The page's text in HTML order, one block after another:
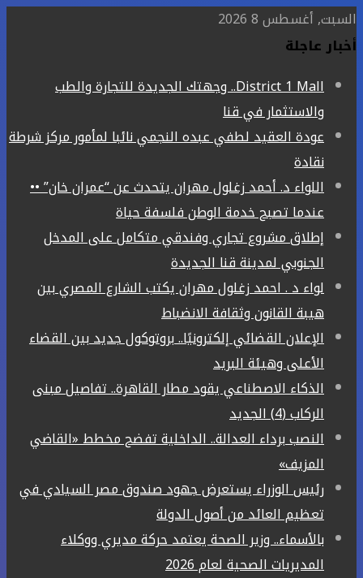
السبت, أغسطس 8 2026
أخبار عاجلة
District 1 Mall.. وجهتك الجديدة للتجارة والطب
والاستثمار في قنا
عودة العقيد لطفي عبده النجمي نائبا لمأمور مركز شرطة
نقادة
اللواء د. أحمد زغلول مهران يتحدث عن “عمران خان” ••
عندما تصبح خدمة الوطن فلسفة حياة
إطلاق مشروع تجاري وفندقي متكامل على المدخل
الجنوبي لمدينة قنا الجديدة
لواء د . احمد زغلول مهران يكتب الشارع المصري بين
هيبة القانون وثقافة الانضباط
الإعلان القضائي إلكترونيًا.. بروتوكول جديد بين القضاء
الأعلى وهيئة البريد
الذكاء الاصطناعي يقود مطار القاهرة.. تفاصيل مبنى
الركاب (4) الجديد
النصب برداء العدالة.. الداخلية تفضح مخطط «القاضي
المزيف»
رئيس الوزراء يستعرض جهود صندوق مصر السيادي في
تعظيم العائد من أصول الدولة
بالأسماء.. وزير الصحة يعتمد حركة مديري ووكلاء
المديريات الصحية لعام 2026